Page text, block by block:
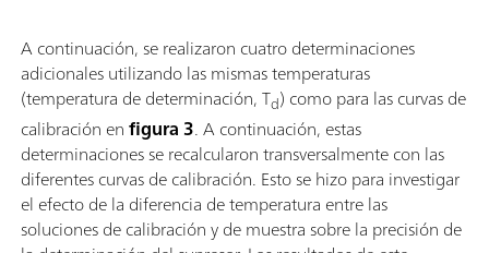
A continuación, se realizaron cuatro determinaciones
adicionales utilizando las mismas temperaturas
(temperatura de determinación, Td) como para las curvas de
calibración enfigura 3. A continuación, estas
determinaciones se recalcularon transversalmente con las
diferentes curvas de calibración. Esto se hizo para investigar
el efecto de la diferencia de temperatura entre las
soluciones de calibración y de muestra sobre la precisión de